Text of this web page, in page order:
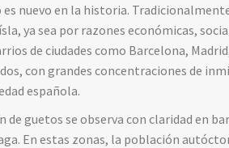
nuevo en la historia.
ya sea por razones económicas,
de ciudades como Barcelona,
con grandes concentraciones de
española.
de guetos se observa con claridad en
En estas zonas, la población